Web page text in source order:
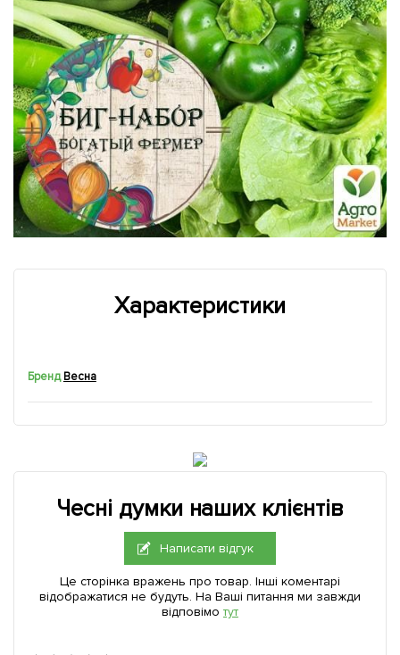
Характеристики
Бренд Весна
Чесні думки наших клієнтів
Написати відгук
Це сторінка вражень про товар. Інші коментарі
відображатися не будуть. На Ваші питання ми завжди
відповімо тут